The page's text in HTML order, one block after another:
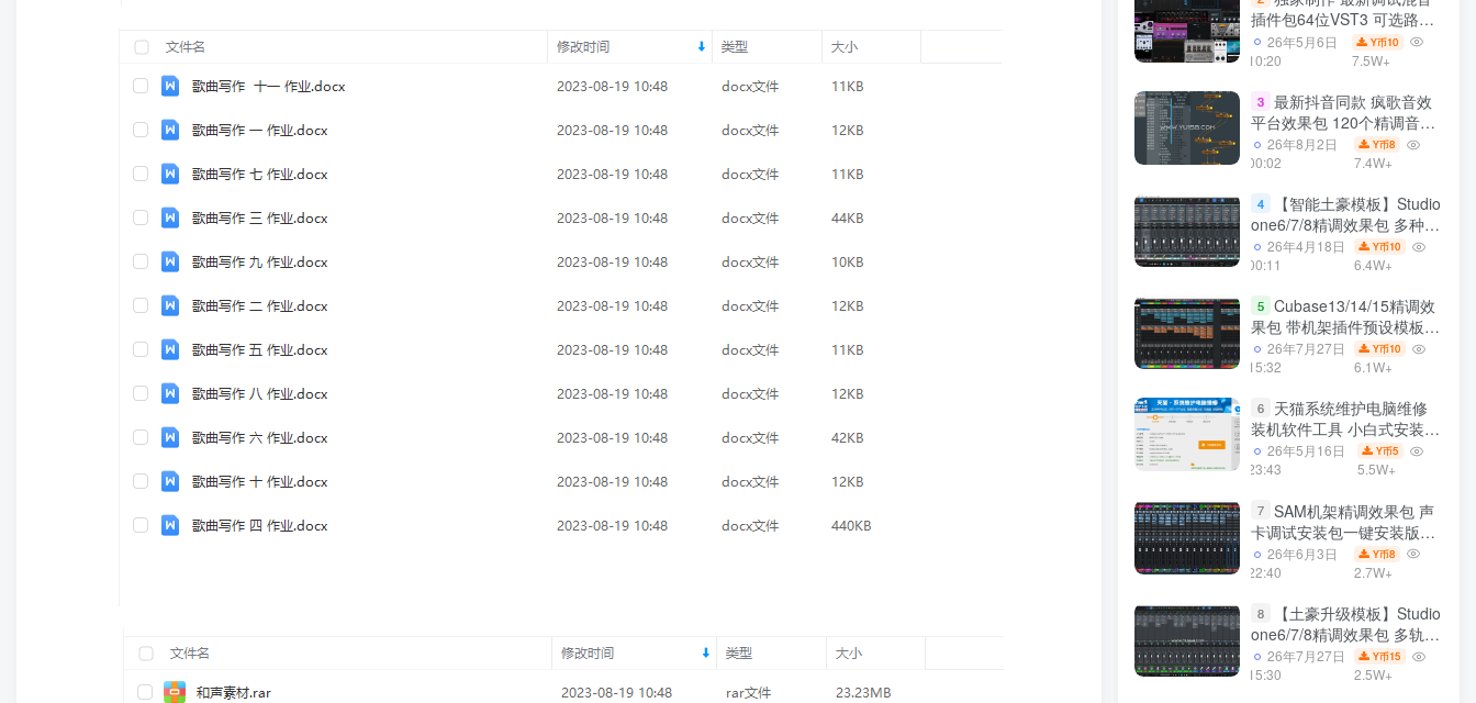
插件包64位VST3 可选路径
一键安装550个效果器合集
v3.0 WiN 支持定制
26年5月6日
10:20
Y币10
7.5W+
3 最新抖音同款 疯歌音效
平台效果包 120个精调音效
包+软件自带170个音效
+600个插件 带安装教程全
26年8月2日
00:02
Y币8
7.4W+
4
【智能土豪模板】Studio
one6/7/8精调效果包 多种效
果模式可选 声卡调试好预设
带插件全套文件
26年4月18日
00:11
Y币10
6.4W+
5 Cubase13/14/15精调效
果包 带机架插件预设模板
声卡调试好效果工程文件
26年7月27日
15:32
Y币10
6.1W+
6
天猫系统维护电脑维修
装机软件工具 小白式安装
完全一键安装系统 电脑系统
装机软件 一键重装系统
26年5月16日
23:43
Y币5
5.5W+
7 SAM机架精调效果包 声
卡调试安装包一键安装版模
板 带插件预设效果文件
26年6月3日
22:40
Y币8
2.7W+
8
【土豪升级模板】Studio
one6/7/8精调效果包 多轨道
效果模式可选 声卡调试好预
设模板 带插件全套文件
26年7月27日
15:30
Y币15
2.5W+